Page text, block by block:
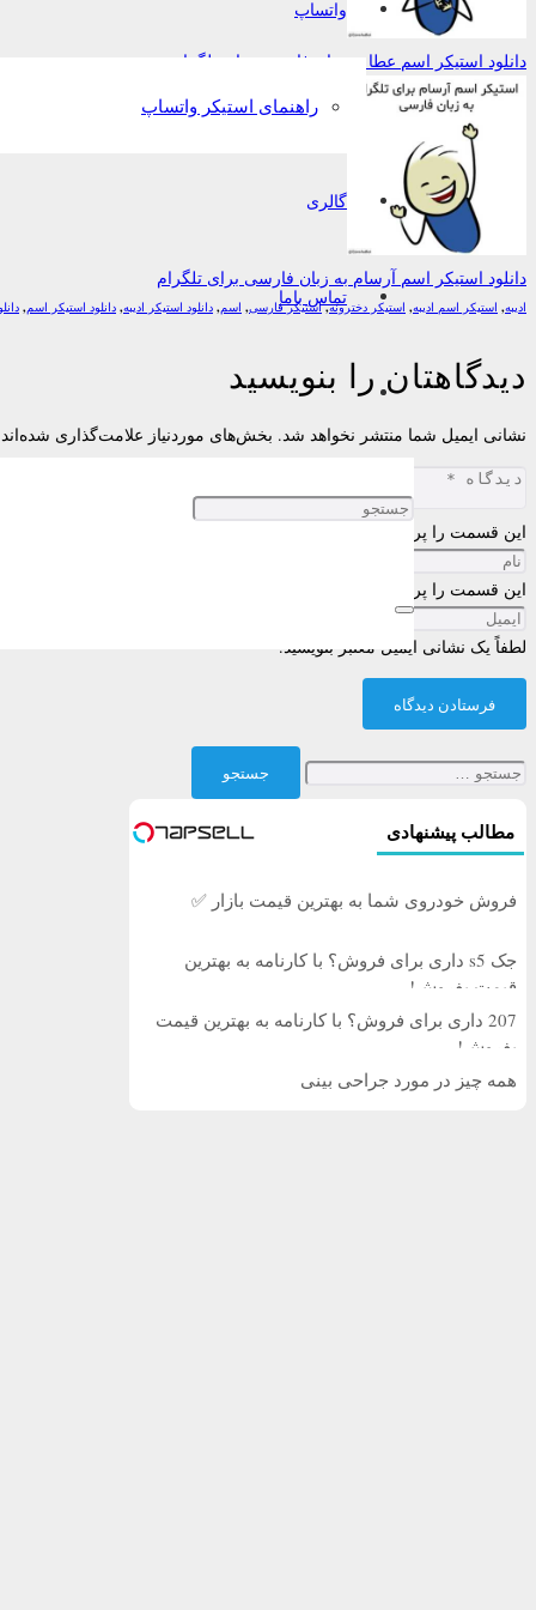
واتساپ
راهنمای استیکر واتساپ
گالری
تماس باما
دانلود استیکر اسم عطا به زبان فارسی برای تلگرام
دانلود استیکر اسم آرسام به زبان فارسی برای تلگرام
ادیبه, استیکر اسم ادیبه, استیکر دخترونه,استیکر فارسی, اسم, دانلود استیکر ادیبه, دانلود استیکر اسم,
دیدگاهتان را بنویسید
نشانی ایمیل شما منتشر نخواهد شد. بخش‌های موردنیاز علامت‌گذاری شده‌اند
این قسمت را پر کنید
این قسمت را پر کنید
لطفاً یک نشانی ایمیل معتبر بنویسید.
فرستادن دیدگاه
جستجو
برای:
مطالب پیشنهادی
فروش خودروی شما به بهترین قیمت بازار ✅
جک s5 داری برای فروش؟ با کارنامه به بهترین
قیمت بفروش!
207 داری برای فروش؟ با کارنامه به بهترین قیمت
بفروش!
همه چیز در مورد جراحی بینی